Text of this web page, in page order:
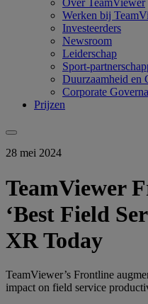
Over TeamViewer
Werken bij
Investeerders
Newsroom
Leiderschap
Sport-
Duurzaamheid en
Corporate
Prijzen
28 mei 2024
TeamViewer
‘Best Field
XR Today
TeamViewer’s Frontline
impact on field service